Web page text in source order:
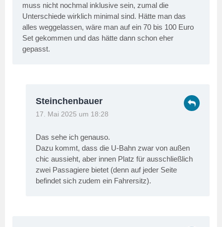
muss nicht nochmal inklusive sein, zumal die
Unterschiede wirklich minimal sind. Hätte man das
alles weggelassen, wäre man auf ein 70 bis 100 Euro
Set gekommen und das hätte dann schon eher
gepasst.
Steinchenbauer
17. Mai 2025 um 18:28
Das sehe ich genauso.
Dazu kommt, dass die U-Bahn zwar von außen
chic aussieht, aber innen Platz für ausschließlich
zwei Passagiere bietet (denn auf jeder Seite
befindet sich zudem ein Fahrersitz).